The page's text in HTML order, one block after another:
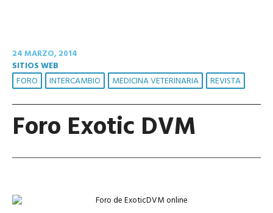
ENLACE
24 MARZO, 2014
SITIOS WEB
FORO INTERCAMBIO MEDICINA VETERINARIA REVISTA
Foro Exotic DVM